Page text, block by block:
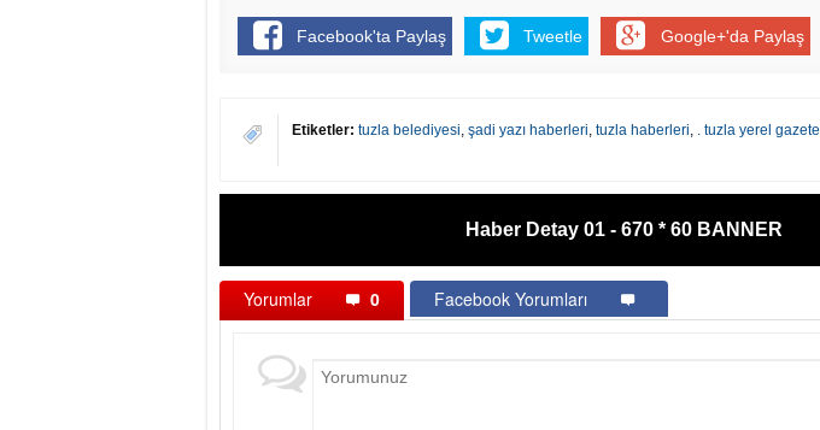
Facebook'ta Paylaş Tweetle Google+'da Paylaş
Etiketler: tuzla belediyesi, şadi yazı haberleri, tuzla haberleri, . tuzla yerel gazete
Haber Detay 01 - 670 * 60 BANNER
Yorumlar 0 Facebook Yorumları